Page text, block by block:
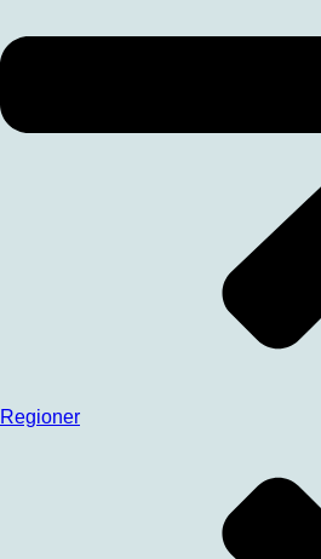
Regioner